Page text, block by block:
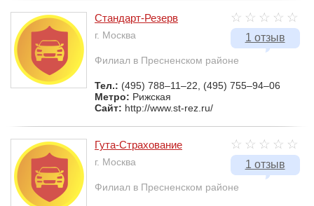
1 отзыв
Стандарт-Резерв
г. Москва
Филиал в Пресненском районе
Тел.: (495) 788–11–22, (495) 755–94–06
Метро: Рижская
Сайт: http://www.st-rez.ru/
1 отзыв
Гута-Страхование
г. Москва
Филиал в Пресненском районе